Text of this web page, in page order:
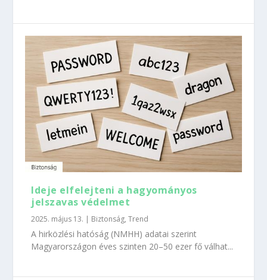
Ideje elfelejteni a hagyományos
jelszavas védelmet
2025. május 13. | Biztonság,Trend
A hirközlési hatóság (NMHH) adatai szerint
Magyarországon éves szinten 20–50 ezer fő válhat...